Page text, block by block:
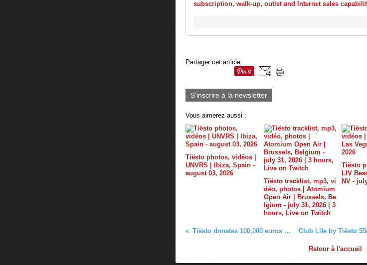
Partager cet article
S'inscrire à la newsletter
Vous aimerez aussi :
Tiësto photos, vidéos |
UNVRS | Ibiza, Spain -
august 03, 2026
Tiësto tracklist, mp3, vi
déo, photos | Atomium
Open Air | Brussels, Be
lgium - july 31, 2026 | 3
hours, Live on Twitch
Tiësto
LIV
NV -
Tiësto donates 100,000 euros to charities in Breda
Retour à l'accueil